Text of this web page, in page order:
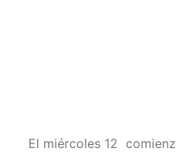
El miércoles 12